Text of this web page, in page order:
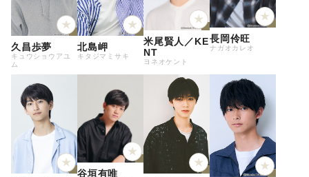
久昌歩夢
キュウショウアユ
ム
北島岬
キタジマミサキ
米尾賢人／KE
NT
ヨネオケント
長岡伶旺
ナガオカレオ
谷垣有唯